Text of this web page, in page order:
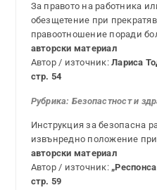
За правото на работника
обезщетение при
правоотношение поради
авторски материал
Автор / източник:Лариса
стр. 54
Рубрика: Безопастност и
Инструкция за безопасна
извънредно положение
авторски материал
Автор / източник:
стр. 59